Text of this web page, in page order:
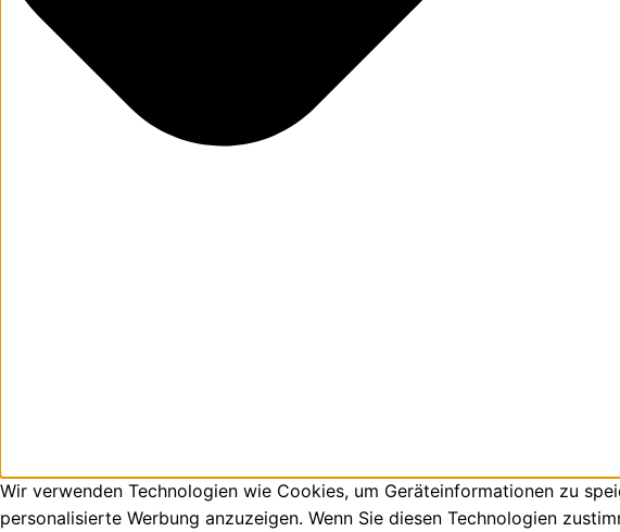
Wir verwenden Technologien wie Cookies, um Geräteinformationen zu
personalisierte Werbung anzuzeigen. Wenn Sie diesen Technologien